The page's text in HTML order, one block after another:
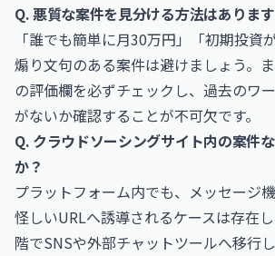
Q. 悪質な案件を見分ける方法はありま
「誰でも簡単に月30万円」「初期投資
煽り文句のある案件は避けましょう。
の評価欄を必ずチェックし、過去のワ
がないか確認することが不可欠です。
Q. クラウドソーシングサイト内の案件
か？
プラットフォーム内でも、メッセージ
怪しいURLへ誘導されるケースは存在
階でSNSや外部チャットツールへ移行